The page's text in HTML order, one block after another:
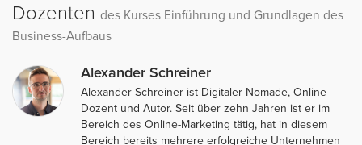
Dozenten des Kurses Einführung und Grundlagen des
Business-Aufbaus
Alexander Schreiner
Alexander Schreiner ist Digitaler Nomade, Online-
Dozent und Autor. Seit über zehn Jahren ist er im
Bereich des Online-Marketing tätig, hat in diesem
Bereich bereits mehrere erfolgreiche Unternehmen